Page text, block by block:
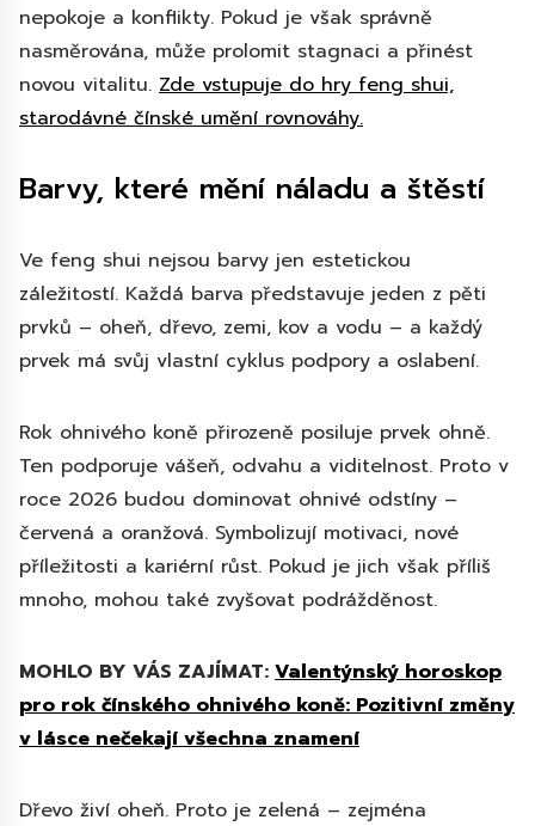
nepokoje a konflikty. Pokud je však správně
nasměrována, může prolomit stagnaci a přinést
novou vitalitu. Zde vstupuje do hry feng shui,
starodávné čínské umění rovnováhy.
Barvy, které mění náladu a štěstí
Ve feng shui nejsou barvy jen estetickou
záležitostí. Každá barva představuje jeden z pěti
prvků – oheň, dřevo, zemi, kov a vodu – a každý
prvek má svůj vlastní cyklus podpory a oslabení.
Rok ohnivého koně přirozeně posiluje prvek ohně.
Ten podporuje vášeň, odvahu a viditelnost. Proto v
roce 2026 budou dominovat ohnivé odstíny –
červená a oranžová. Symbolizují motivaci, nové
příležitosti a kariérní růst. Pokud je jich však příliš
mnoho, mohou také zvyšovat podrážděnost.
MOHLO BY VÁS ZAJÍMAT: Valentýnský horoskop
pro rok čínského ohnivého koně: Pozitivní změny
v lásce nečekají všechna znamení
Dřevo živí oheň. Proto je zelená – zejména